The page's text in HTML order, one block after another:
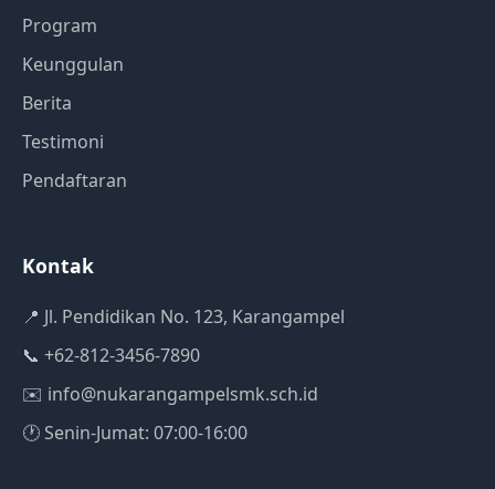
Program
Keunggulan
Berita
Testimoni
Pendaftaran
Kontak
📍 Jl. Pendidikan No. 123, Karangampel
📞 +62-812-3456-7890
✉️ info@nukarangampelsmk.sch.id
🕐 Senin-Jumat: 07:00-16:00